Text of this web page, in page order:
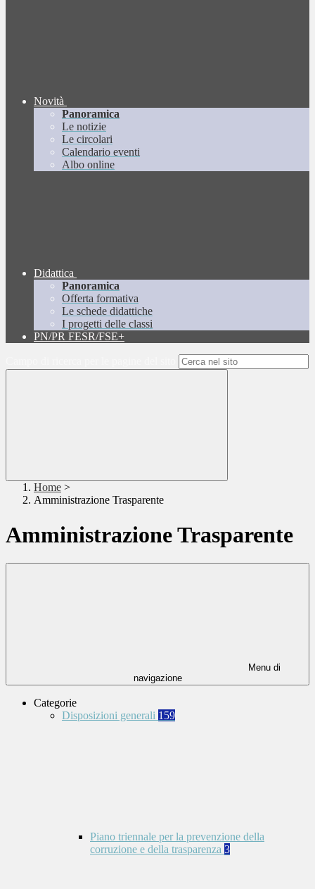
Novità
Panoramica
Le notizie
Le circolari
Calendario eventi
Albo online
Didattica
Panoramica
Offerta formativa
Le schede didattiche
I progetti delle classi
PN/PR FESR/FSE+
Home >
Amministrazione Trasparente
Amministrazione Trasparente
Menu di
navigazione
Categorie
Disposizioni generali 159
Piano triennale per la prevenzione della
corruzione e della trasparenza 3